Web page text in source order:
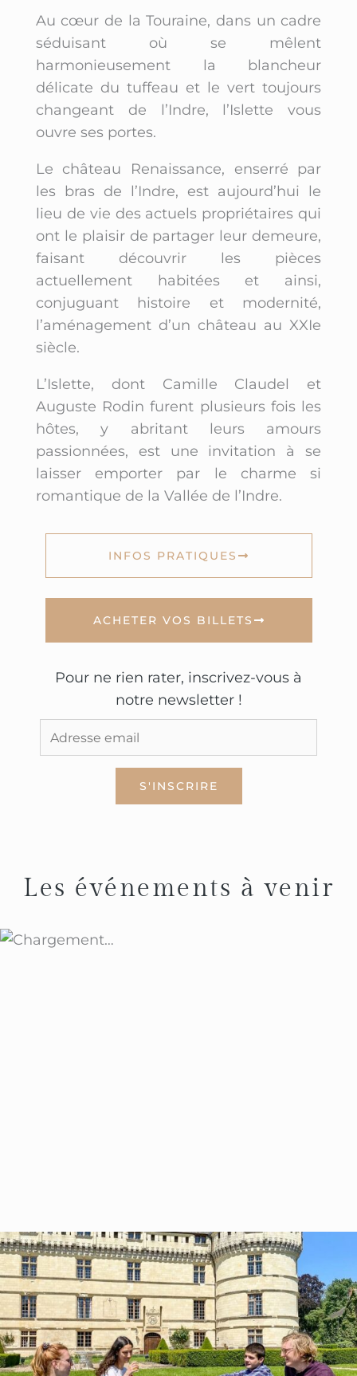
Au cœur de la Touraine, dans un cadre
séduisant où se mêlent
harmonieusement la blancheur
délicate du tuffeau et le vert toujours
changeant de l’Indre, l’Islette vous
ouvre ses portes.
Le château Renaissance, enserré par
les bras de l’Indre, est aujourd’hui le
lieu de vie des actuels propriétaires qui
ont le plaisir de partager leur demeure,
faisant découvrir les pièces
actuellement habitées et ainsi,
conjuguant histoire et modernité,
l’aménagement d’un château au XXIe
siècle.
L’Islette, dont Camille Claudel et
Auguste Rodin furent plusieurs fois les
hôtes, y abritant leurs amours
passionnées, est une invitation à se
laisser emporter par le charme si
romantique de la Vallée de l’Indre.
INFOS PRATIQUES
ACHETER VOS BILLETS
Pour ne rien rater, inscrivez-vous à
notre newsletter !
Les événements à venir